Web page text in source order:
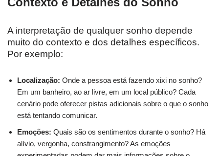
A interpretação de qualquer sonho depende
muito do contexto e dos detalhes específicos.
Por exemplo:
Localização: Onde a pessoa está fazendo xixi no sonho?
Em um banheiro, ao ar livre, em um local público? Cada
cenário pode oferecer pistas adicionais sobre o que o sonho
está tentando comunicar.
Emoções: Quais são os sentimentos durante o sonho? Há
alívio, vergonha, constrangimento? As emoções